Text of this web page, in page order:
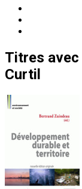
Titres
Curtil